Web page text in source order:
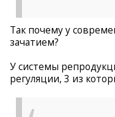
Так почему у
зачатием?
У системы
регуляции, 3 из